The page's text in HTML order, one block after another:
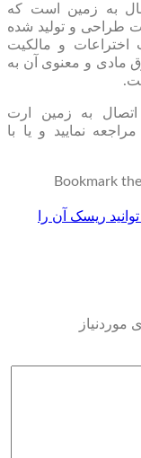
به زمین است که
طراحی و تولید شده
سازمان ثبت اختراعات و مالکیت
مادی و معنوی آن به
به زمین ارت
مراجعه نمایید و یا با
ریسک آن را